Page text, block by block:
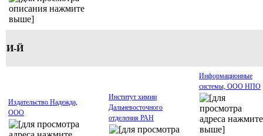
И-Й
Издательство Надежда,
ООО
Институт химии
Дальневосточного
отделения РАН
Информационные
системы, ООО НПО